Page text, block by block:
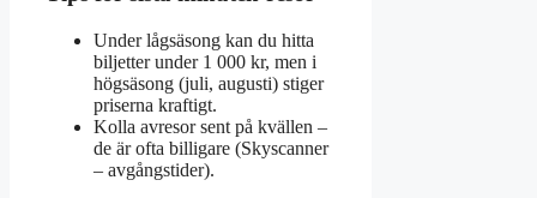
Under lågsäsong kan du hitta
biljetter under 1 000 kr, men i
högsäsong (juli, augusti) stiger
priserna kraftigt.
Kolla avresor sent på kvällen –
de är ofta billigare (Skyscanner
– avgångstider).